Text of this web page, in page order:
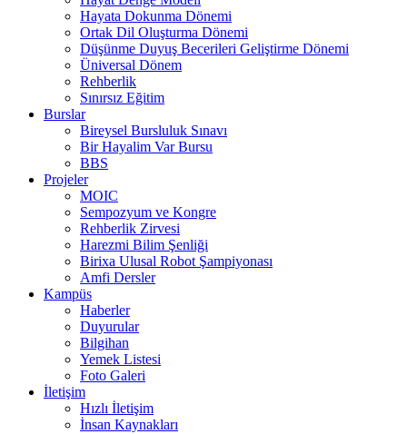
Hayata Dokunma Dönemi
Ortak Dil Oluşturma Dönemi
Düşünme Duyuş Becerileri Geliştirme Dönemi
Üniversal Dönem
Rehberlik
Sınırsız Eğitim
Burslar
Bireysel Bursluluk Sınavı
Bir Hayalim Var Bursu
BBS
Projeler
MOIC
Sempozyum ve Kongre
Rehberlik Zirvesi
Harezmi Bilim Şenliği
Birixa Ulusal Robot Şampiyonası
Amfi Dersler
Kampüs
Haberler
Duyurular
Bilgihan
Yemek Listesi
Foto Galeri
İletişim
Hızlı İletişim
İnsan Kaynakları